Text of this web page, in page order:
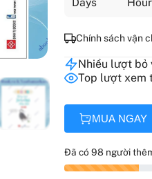
Chính sách vận
Nhiều lượt bỏ
Top lượt xem
MUA NGAY
Đã có 98 người